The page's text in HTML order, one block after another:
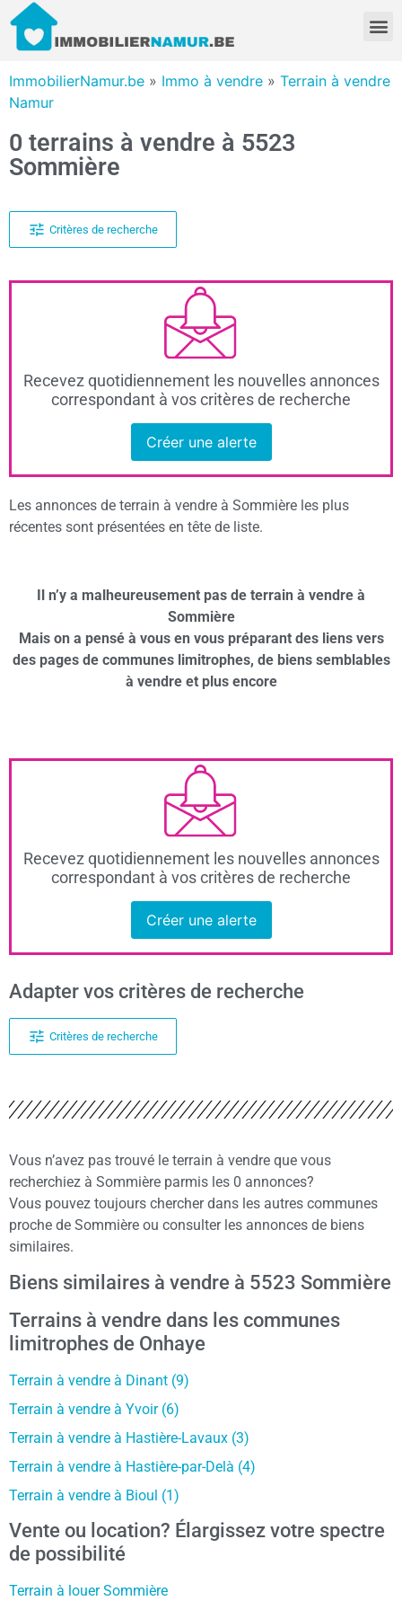
ImmobilierNamur.be » Immo à vendre » Terrain à vendre
Namur
0 terrains à vendre à 5523
Sommière
Critères de recherche
Recevez quotidiennement les nouvelles annonces
correspondant à vos critères de recherche
Créer une alerte
Les annonces de terrain à vendre à Sommière les plus
récentes sont présentées en tête de liste.
Il n’y a malheureusement pas de terrain à vendre à
Sommière
Mais on a pensé à vous en vous préparant des liens vers
des pages de communes limitrophes, de biens semblables
à vendre et plus encore
Recevez quotidiennement les nouvelles annonces
correspondant à vos critères de recherche
Créer une alerte
Adapter vos critères de recherche
Critères de recherche
Vous n’avez pas trouvé le terrain à vendre que vous
recherchiez à Sommière parmis les 0 annonces?
Vous pouvez toujours chercher dans les autres communes
proche de Sommière ou consulter les annonces de biens
similaires.
Biens similaires à vendre à 5523 Sommière
Terrains à vendre dans les communes
limitrophes de Onhaye
Terrain à vendre à Dinant (9)
Terrain à vendre à Yvoir (6)
Terrain à vendre à Hastière-Lavaux (3)
Terrain à vendre à Hastière-par-Delà (4)
Terrain à vendre à Bioul (1)
Vente ou location? Élargissez votre spectre
de possibilité
Terrain à louer Sommière